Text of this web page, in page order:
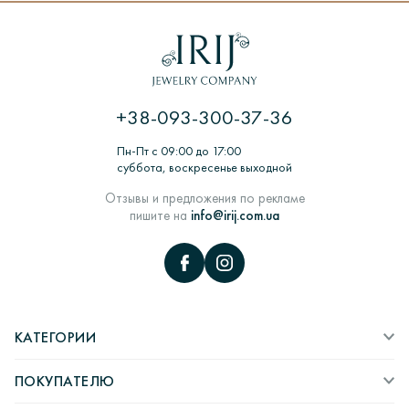
Если изделия нет в наличии, то для его изготовления
долгий процесс производства.
ЦИКЛ: Заказ покупателем> Обработка заказа>
Изготовление из воска> Шихтовка> Формирование и
ювелирных изделий в литейных вакуумных машинах>
изделий> Работы по шлифовке> ВТК> пробирка камни>
Полировка и придание глянцу> Упаковка и отправка
покупателю.
+38-093-300-37-36
Пн-Пт с 09:00 до 17:00
суббота, воскресенье выходной
Отзывы и предложения по рекламе
пишите на info@irij.com.ua
КАТЕГОРИИ
ПОКУПАТЕЛЮ